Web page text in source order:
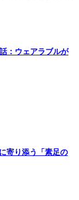
：ウェアラブルが
寄り添う「素足の